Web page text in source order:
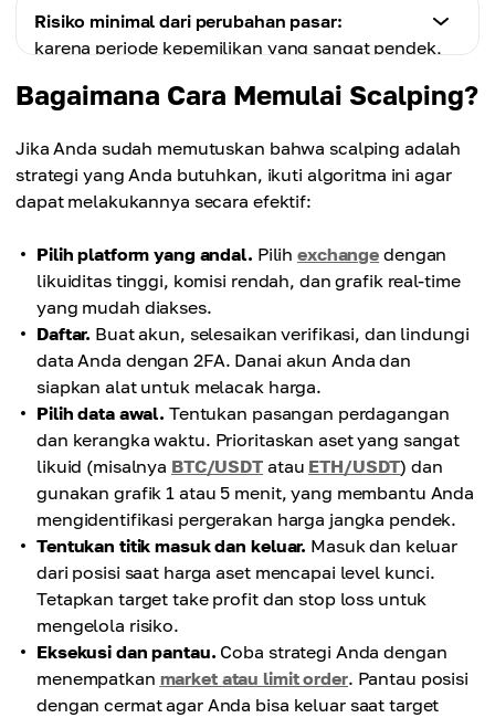
scalping membutuhkan keterampilan analisis
teknikal, yang bisa sulit bagi pemula.
Komisi tinggi:
transaksi sering mengakibatkan biaya besar, yang
menguntungkan.
Kekurangan
kesalahan kecil bisa menyebabkan kerugian besar
karena frekuensi trading tinggi.
Risiko minimal dari perubahan pasar:
karena periode kepemilikan yang sangat pendek,
jangka panjang.
Kekurangan
Perlu perhatian terus-menerus:
scalping memerlukan pemantauan pasar secara
Bagaimana Cara Memulai Scalping?
Jika Anda sudah memutuskan bahwa scalping adalah
strategi yang Anda butuhkan, ikuti algoritma ini agar
dapat melakukannya secara efektif:
Pilih platform yang andal. Pilihexchange dengan
likuiditas tinggi, komisi rendah, dan grafik real-time
yang mudah diakses.
Daftar. Buat akun, selesaikan verifikasi, dan lindungi
data Anda dengan 2FA. Danai akun Anda dan
siapkan alat untuk melacak harga.
Pilih data awal. Tentukan pasangan perdagangan
dan kerangka waktu. Prioritaskan aset yang sangat
likuid (misalnya BTC/USDT atau ETH/USDT) dan
gunakan grafik 1 atau 5 menit, yang membantu Anda
mengidentifikasi pergerakan harga jangka pendek.
Tentukan titik masuk dan keluar. Masuk dan keluar
dari posisi saat harga aset mencapai level kunci.
Tetapkan target take profit dan stop loss untuk
mengelola risiko.
Eksekusi dan pantau. Coba strategi Anda dengan
menempatkan market atau limit order. Pantau posisi
dengan cermat agar Anda bisa keluar saat target